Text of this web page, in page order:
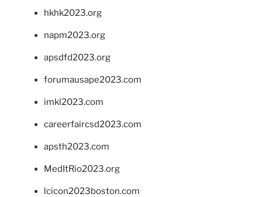
hkhk2023.org
napm2023.org
apsdfd2023.org
forumausape2023.com
imkl2023.com
careerfaircsd2023.com
apsth2023.com
MedItRio2023.org
lcicon2023boston.com